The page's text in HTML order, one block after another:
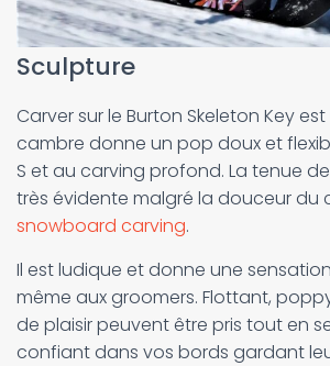
Sculpture
Carver sur le Burton Skeleton Key est
cambre donne un pop doux et
S et au carving profond. La tenue
très évidente malgré la douceur du
snowboard carving.
Il est ludique et donne une
même aux groomers. Flottant,
de plaisir peuvent être pris tout en
confiant dans vos bords gardant